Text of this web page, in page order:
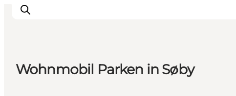
Wohnmobil Parken in Søby